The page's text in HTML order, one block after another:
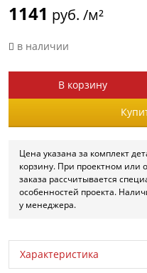
1141 руб. /м²
в наличии
В корзину
Цена указана за комплект
корзину. При проектном или
заказа рассчитывается
особенностей проекта.
у менеджера.
Характеристика